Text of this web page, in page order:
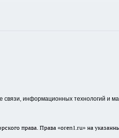
информационных технологий и
права. Права «oren1.ru» на